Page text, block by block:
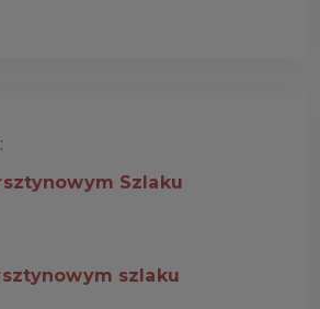
Szlaku
szlaku